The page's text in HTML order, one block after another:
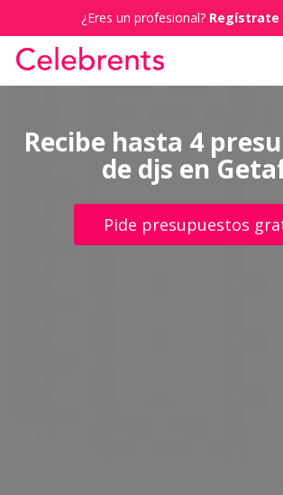
¿Eres un profesional?
Recibe hasta 4
de djs en
Pide presupuestos